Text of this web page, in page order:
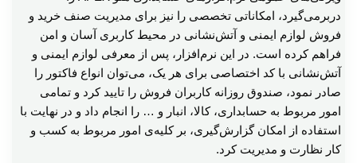
دربرمی‌گیرد، امکاناتی تخصصی را نیز برای مدیریت صنف خرید و
فروش لوازم ایمنی و آتش‌نشانی در محیط کاربری آسان و امن
فراهم کرده است. در این نرم‌افزار، پس از معرفی لوازم ایمنی و
آتش‌نشانی با کد اختصاصی برای هر یک، می‌توان انواع فاکتور را
صادر نمود، صندوق روزانه کاربران فروش را تایید کرد و تمامی
امور مربوط به حسابداری، کالا، انبار و … را انجام داد و در نهایت با
استفاده از امکان گزارش‌گیری، بر کلیه‌ی امور مربوط به کسب و
کار نظارت و مدیریت کرد.